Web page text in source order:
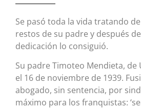
Se pasó toda la vida tratando
restos de su padre y después
dedicación lo consiguió.
Su padre Timoteo Mendieta, de
el 16 de noviembre de 1939.
abogado, sin sentencia, por
máximo para los franquistas: